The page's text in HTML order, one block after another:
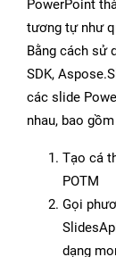
PowerPoint
tương tự như
Bằng cách sử
SDK,
các slide
nhau, bao gồm
Tạo cá
POTM
Gọi
dạng